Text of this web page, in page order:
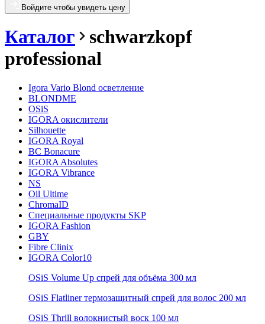
Войдите чтобы увидеть цену
Каталог
schwarzkopf
professional
Igora Vario Blond осветление
BLONDME
OSiS
IGORA окислители
Silhouette
IGORA Royal
BC Bonacure
IGORA Absolutes
IGORA Vibrance
NS
Oil Ultime
ChromaID
Специальные продукты SKP
IGORA Fashion
GBY
Fibre Clinix
IGORA Color10
OSiS Volume Up спрей для объёма 300 мл
OSiS Flatliner термозащитный спрей для волос 200 мл
OSiS Thrill волокнистый воск 100 мл